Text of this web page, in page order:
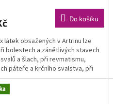
Do košíku
látek obsažených v Artrinu lze
bolestech a zánětlivých stavech
a šlach, při revmatismu,
páteře a krčního svalstva, při